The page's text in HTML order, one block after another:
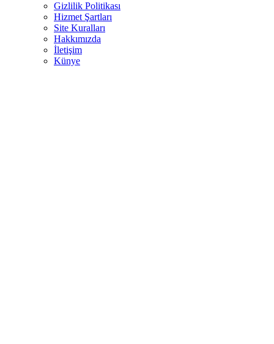
Gizlilik Politikası
Hizmet Şartları
Site Kuralları
Hakkımızda
İletişim
Künye